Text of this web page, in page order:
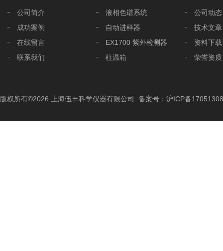
公司简介
成功案例
在线留言
联系我们
液相色谱系统
自动进样器
EX1700 紫外检测器
柱温箱
色谱工作站
公司动态
技术文章
资料下载
荣誉资质
版权所有©2026 上海伍丰科学仪器有限公司 备案号：沪ICP备